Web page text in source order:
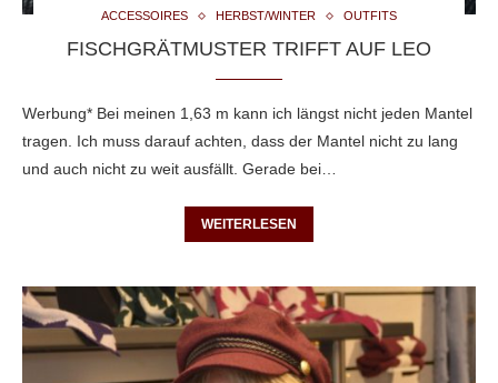
ACCESSOIRES HERBST/WINTER OUTFITS
FISCHGRÄTMUSTER TRIFFT AUF LEO
Werbung* Bei meinen 1,63 m kann ich längst nicht jeden Mantel
tragen. Ich muss darauf achten, dass der Mantel nicht zu lang
und auch nicht zu weit ausfällt. Gerade bei…
WEITERLESEN